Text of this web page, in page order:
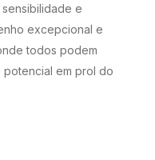
e
excepcional e
todos podem
potencial em prol do